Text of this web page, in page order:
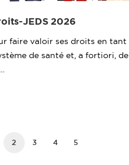
JEDS 2026
faire valoir ses droits en tant
de santé et, a fortiori, de
2 3 4 5